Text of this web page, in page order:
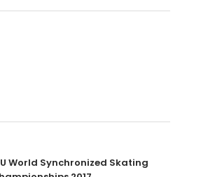
World Synchronized Skating